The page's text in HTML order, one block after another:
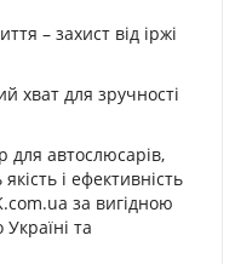
– захист від іржі
хват для зручності
для автослюсарів,
і ефективність
за вигідною
та